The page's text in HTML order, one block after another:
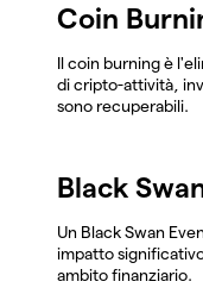
Coin
Il coin burning è
di cripto-attività,
sono recuperabili.
Black
Un Black Swan
impatto
ambito finanziario.